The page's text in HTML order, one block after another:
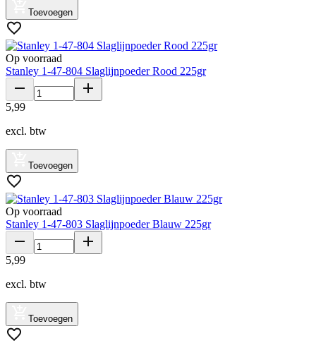
Toevoegen
Op voorraad
Stanley 1-47-804 Slaglijnpoeder Rood 225gr
5,99
excl. btw
Toevoegen
Op voorraad
Stanley 1-47-803 Slaglijnpoeder Blauw 225gr
5,99
excl. btw
Toevoegen